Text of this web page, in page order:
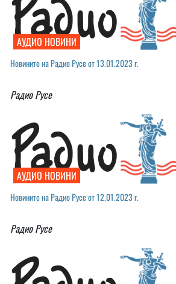
АУДИО НОВИНИ
Новините на Радио Русе от 13.01.2023 г.￼
Радио Русе
АУДИО НОВИНИ
Новините на Радио Русе от 12.01.2023 г.
Радио Русе